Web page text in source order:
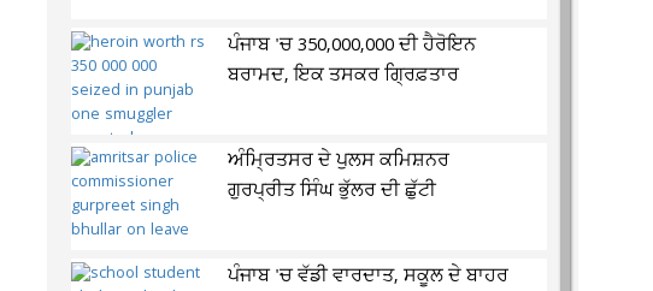
ਪੰਜਾਬ 'ਚ 350,000,000 ਦੀ ਹੈਰੋਇਨ
ਬਰਾਮਦ, ਇਕ ਤਸਕਰ ਗ੍ਰਿਫ਼ਤਾਰ
ਅੰਮ੍ਰਿਤਸਰ ਦੇ ਪੁਲਸ ਕਮਿਸ਼ਨਰ
ਗੁਰਪ੍ਰੀਤ ਸਿੰਘ ਭੁੱਲਰ ਦੀ ਛੁੱਟੀ
ਪੰਜਾਬ 'ਚ ਵੱਡੀ ਵਾਰਦਾਤ, ਸਕੂਲ ਦੇ ਬਾਹਰ